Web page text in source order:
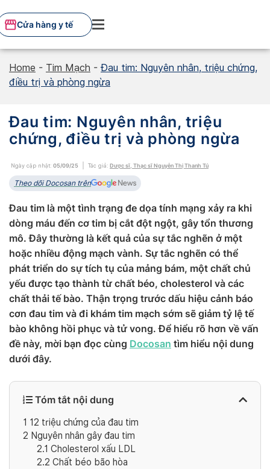
to
content
Cửa hàng y tế
Home - Tim Mạch - Đau tim: Nguyên nhân, triệu chứng,
điều trị và phòng ngừa
Đau tim: Nguyên nhân, triệu
chứng, điều trị và phòng ngừa
Ngày cập nhật: 05/09/25 Tác giả: Dược sĩ, Thạc sĩ Nguyễn Thị Thanh Tú
Theo dõi Docosan trên
Đau tim là một tình trạng đe dọa tính mạng xảy ra khi
dòng máu đến cơ tim bị cắt đột ngột, gây tổn thương
mô. Đây thường là kết quả của sự tắc nghẽn ở một
hoặc nhiều động mạch vành. Sự tắc nghẽn có thể
phát triển do sự tích tụ của mảng bám, một chất chủ
yếu được tạo thành từ chất béo, cholesterol và các
chất thải tế bào. Thận trọng trước dấu hiệu cảnh báo
cơn đau tim và đi khám tim mạch sớm sẽ giảm tỷ lệ tế
bào không hồi phục và tử vong. Để hiểu rõ hơn về vấn
đề này, mời bạn đọc cùng Docosan tìm hiểu nội dung
dưới đây.
Tóm tắt nội dung
1 12 triệu chứng của đau tim
2 Nguyên nhân gây đau tim
2.1 Cholesterol xấu LDL
2.2 Chất béo bão hòa